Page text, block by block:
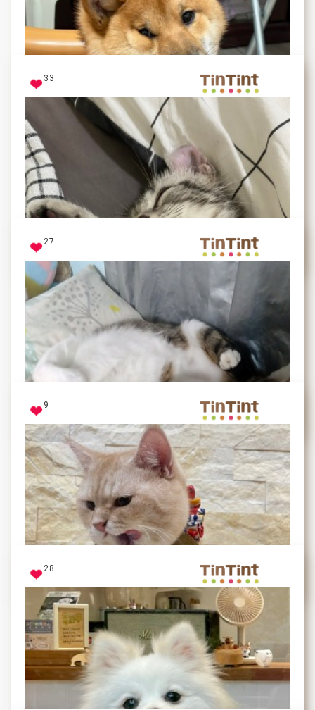
哥胸前的不是肉！是毛！
33
好可愛 可愛 可愛 可愛
27
熟睡的時候像是個天使，最呆萌的那種
9
28